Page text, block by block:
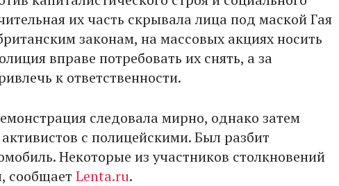
их часть скрывала лица под маской Гая
законам, на массовых акциях носить
вправе потребовать их снять, а за
к ответственности.
следовала мирно, однако затем
с полицейскими. Был разбит
Некоторые из участников столкновений
сообщает Lenta.ru.